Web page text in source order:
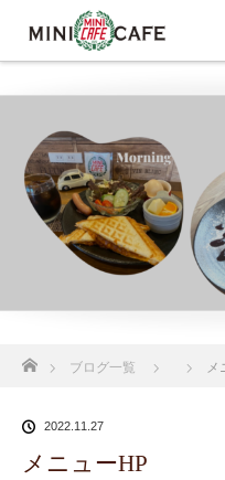
ブログ一覧 メ
2022.11.27
メニューHP